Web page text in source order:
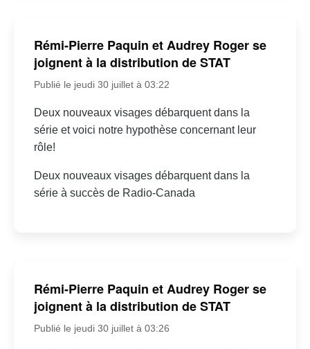
Rémi-Pierre Paquin et Audrey Roger se
joignent à la distribution de STAT
Publié le jeudi 30 juillet à 03:22
Deux nouveaux visages débarquent dans la
série et voici notre hypothèse concernant leur
rôle!
Deux nouveaux visages débarquent dans la
série à succès de Radio-Canada
Rémi-Pierre Paquin et Audrey Roger se
joignent à la distribution de STAT
Publié le jeudi 30 juillet à 03:26